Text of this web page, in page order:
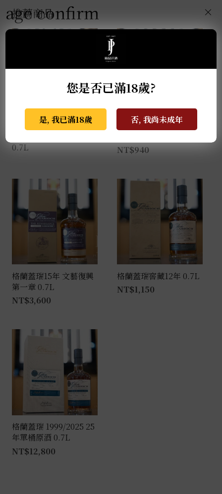
推薦商品
麥卡倫THE RED
0.7L
格蘭蓋瑞典藏特級單一
NT$940
格蘭蓋瑞15年 文藝復興
第一章 0.7L
NT$3,600
格蘭蓋瑞窖藏12年 0.7L
NT$1,150
格蘭蓋瑞 1999/2025 25
年單桶原酒 0.7L
NT$12,800
age confirm
您是否已滿18歲?
是, 我已滿18歲 否, 我尚未成年
×